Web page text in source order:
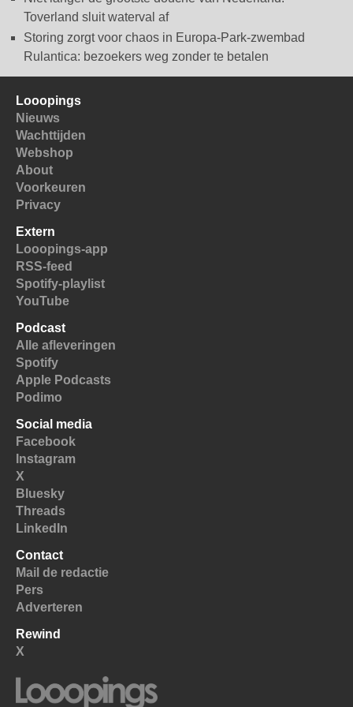
Toverland sluit waterval af
Storing zorgt voor chaos in Europa-Park-zwembad
Rulantica: bezoekers weg zonder te betalen
Looopings
Nieuws
Wachttijden
Webshop
About
Voorkeuren
Privacy
Extern
Looopings-app
RSS-feed
Spotify-playlist
YouTube
Podcast
Alle afleveringen
Spotify
Apple Podcasts
Podimo
Social media
Facebook
Instagram
X
Bluesky
Threads
LinkedIn
Contact
Mail de redactie
Pers
Adverteren
Rewind
X